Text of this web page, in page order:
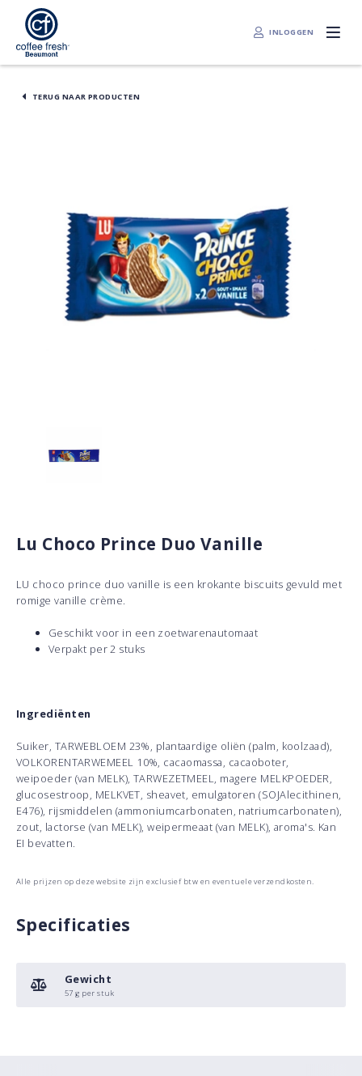
INLOGGEN
TERUG NAAR PRODUCTEN
Lu Choco Prince Duo Vanille
LU choco prince duo vanille is een krokante biscuits gevuld met
romige vanille crème.
Geschikt voor in een zoetwarenautomaat
Verpakt per 2 stuks
Ingrediënten
Suiker, TARWEBLOEM 23%, plantaardige oliën (palm, koolzaad),
VOLKORENTARWEMEEL 10%, cacaomassa, cacaoboter,
weipoeder (van MELK), TARWEZETMEEL, magere MELKPOEDER,
glucosestroop, MELKVET, sheavet, emulgatoren (SOJAlecithinen,
E476), rijsmiddelen (ammoniumcarbonaten, natriumcarbonaten),
zout, lactorse (van MELK), weipermeaat (van MELK), aroma's. Kan
EI bevatten.
Alle prijzen op deze website zijn exclusief btw en eventuele verzendkosten.
Specificaties
Gewicht
57 g per stuk